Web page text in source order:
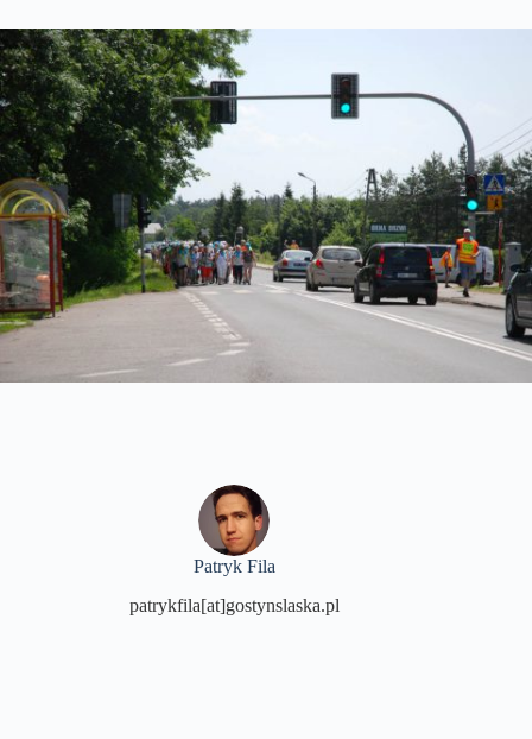
Patryk Fila
patrykfila[at]gostynslaska.pl